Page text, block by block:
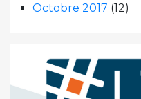
Octobre 2017 (12)